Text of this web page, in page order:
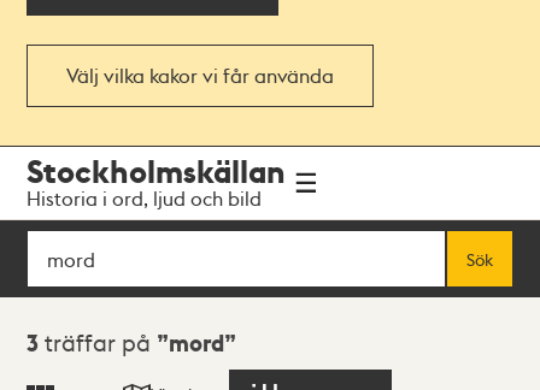
Välj vilka kakor vi får använda
navigationen
huvudinnehållet
Stockholmskällan
Historia i ord, ljud och bild
Sök
Sök
Sökresultat
3 träffar på mord